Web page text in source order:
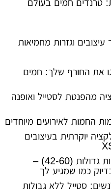
חמים בעולם
וגזרות מחמיאות
שלך: חמים
לסטייל ואופנה
לאירועים מיוחדים
בעיצובים
בגדי ערב לנשים במידות גדולות (42-60) –
שמגיע לך
ללא גבולות